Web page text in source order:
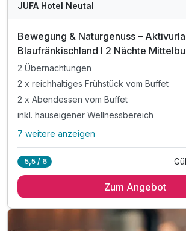
JUFA Hotel Neutal
Bewegung & Naturgenuss –
Blaufränkischland I 2 Nächte
2 Übernachtungen
2 x reichhaltiges Frühstück vom Buffet
2 x Abendessen vom Buffet
inkl. hauseigener Wellnessbereich
Alle Inklusivleistungen
2 x reichhaltiges Frühstück vom Buffet
inkl. hauseigener Wellnessbereich
7 weitere anzeigen
5,5 / 6
Zum Angebot